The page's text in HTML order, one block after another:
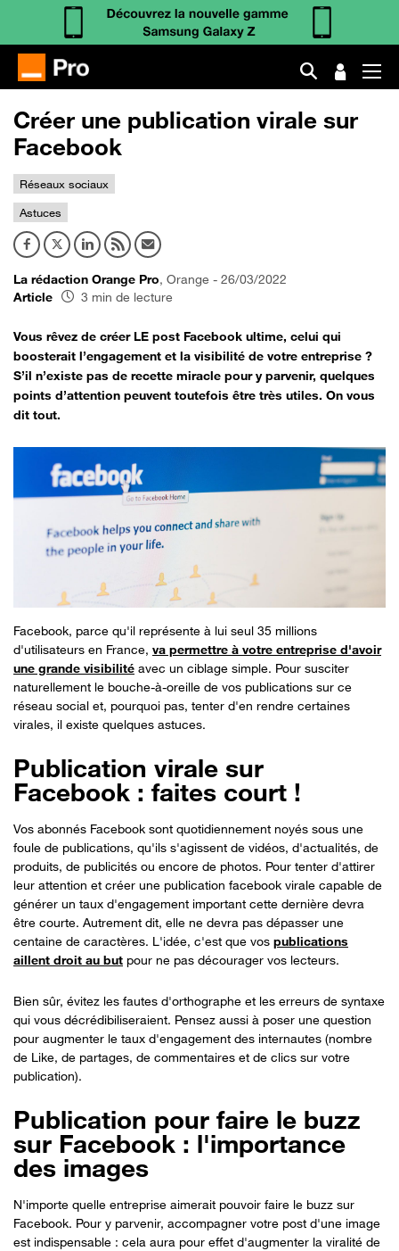
Créer une publication virale sur
Facebook
Réseaux sociaux
Astuces
La rédaction Orange Pro, Orange - 26/03/2022
Article
3 min de lecture
Vous rêvez de créer LE post Facebook ultime, celui qui
boosterait l’engagement et la visibilité de votre entreprise ?
S’il n’existe pas de recette miracle pour y parvenir, quelques
points d’attention peuvent toutefois être très utiles. On vous
dit tout.
Facebook, parce qu'il représente à lui seul 35 millions
d'utilisateurs en France, va permettre à votre entreprise d'avoir
une grande visibilité avec un ciblage simple. Pour susciter
naturellement le bouche-à-oreille de vos publications sur ce
réseau social et, pourquoi pas, tenter d'en rendre certaines
virales, il existe quelques astuces.
Publication virale sur
Facebook : faites court !
Vos abonnés Facebook sont quotidiennement noyés sous une
foule de publications, qu'ils s'agissent de vidéos, d'actualités, de
produits, de publicités ou encore de photos. Pour tenter d'attirer
leur attention et créer une publication facebook virale capable de
générer un taux d'engagement important cette dernière devra
être courte. Autrement dit, elle ne devra pas dépasser une
centaine de caractères. L'idée, c'est que vos publications
aillent droit au but pour ne pas décourager vos lecteurs.
Bien sûr, évitez les fautes d'orthographe et les erreurs de syntaxe
qui vous décrédibiliseraient. Pensez aussi à poser une question
pour augmenter le taux d'engagement des internautes (nombre
de Like, de partages, de commentaires et de clics sur votre
publication).
Publication pour faire le buzz
sur Facebook : l'importance
des images
N'importe quelle entreprise aimerait pouvoir faire le buzz sur
Facebook. Pour y parvenir, accompagner votre post d'une image
est indispensable : cela aura pour effet d'augmenter la viralité de